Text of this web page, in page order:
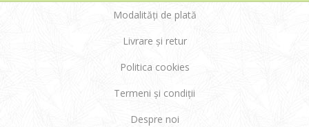
Modalități de plată
Livrare și retur
Politica cookies
Termeni și condiții
Despre noi